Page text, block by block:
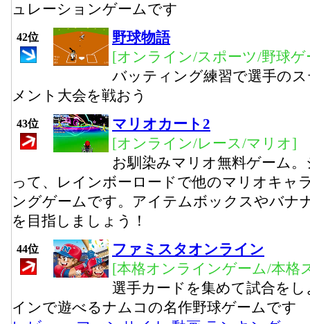
ュレーションゲームです
42位
野球物語
[オンライン/スポーツ/野球ゲ
バッティング練習で選手の
メント大会を戦おう
43位
マリオカート2
[オンライン/レース/マリオ]
お馴染みマリオ無料ゲーム
って、レインボーロードで他のマリオキャ
ングゲームです。アイテムボックスやバナ
を目指しましょう！
44位
ファミスタオンライン
[本格オンラインゲーム/本格
選手カードを集めて試合を
インで遊べるナムコの名作野球ゲームです